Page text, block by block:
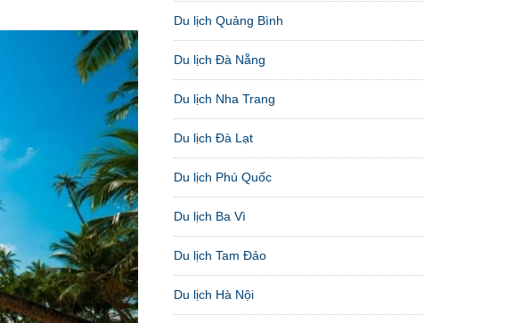
Du lịch Quảng Bình
Du lịch Đà Nẵng
Du lịch Nha Trang
Du lịch Đà Lạt
Du lịch Phú Quốc
Du lịch Ba Vì
Du lịch Tam Đảo
Du lịch Hà Nội